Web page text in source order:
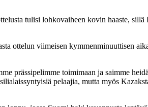
tulisi lohkovaiheen kovin haaste,
ottelun viimeisen kymmenminuuttisen
prässipelimme toimimaan ja saimme
pelaajia, mutta myös